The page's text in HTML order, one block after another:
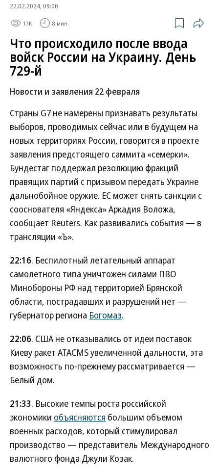
22.02.2024, 09:00
17K 8 мин.
Что происходило после ввода
войск России на Украину. День
729-й
Новости и заявления 22 февраля
Страны G7 не намерены признавать результаты
выборов, проводимых сейчас или в будущем на
новых территориях России, говорится в проекте
заявления предстоящего саммита «семерки».
Бундестаг поддержал резолюцию фракций
правящих партий с призывом передать Украине
дальнобойное оружие. ЕС может снять санкции с
сооснователя «Яндекса» Аркадия Воложа,
сообщает Reuters. Как развивались события — в
трансляции «Ъ».
22:16. Беспилотный летательный аппарат
самолетного типа уничтожен силами ПВО
Минобороны РФ над территорией Брянской
области, пострадавших и разрушений нет —
губернатор региона Богомаз.
22:06. США не отказывались от идеи поставок
Киеву ракет ATACMS увеличенной дальности, эта
возможность по-прежнему рассматривается —
Белый дом.
21:33. Высокие темпы роста российской
экономики объясняются большим объемом
военных расходов, который стимулировал
производство — представитель Международного
валютного фонда Джули Козак.